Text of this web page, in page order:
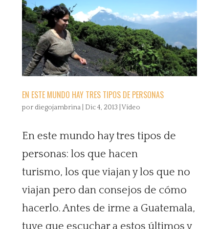
EN ESTE MUNDO HAY TRES TIPOS DE PERSONAS
por diegojambrina| Dic 4, 2013 |Vídeo
En este mundo hay tres tipos de
personas: los que hacen
turismo, los que viajan y los que no
viajan pero dan consejos de cómo
hacerlo. Antes de irme a Guatemala,
tuve que escuchar a estos últimos y